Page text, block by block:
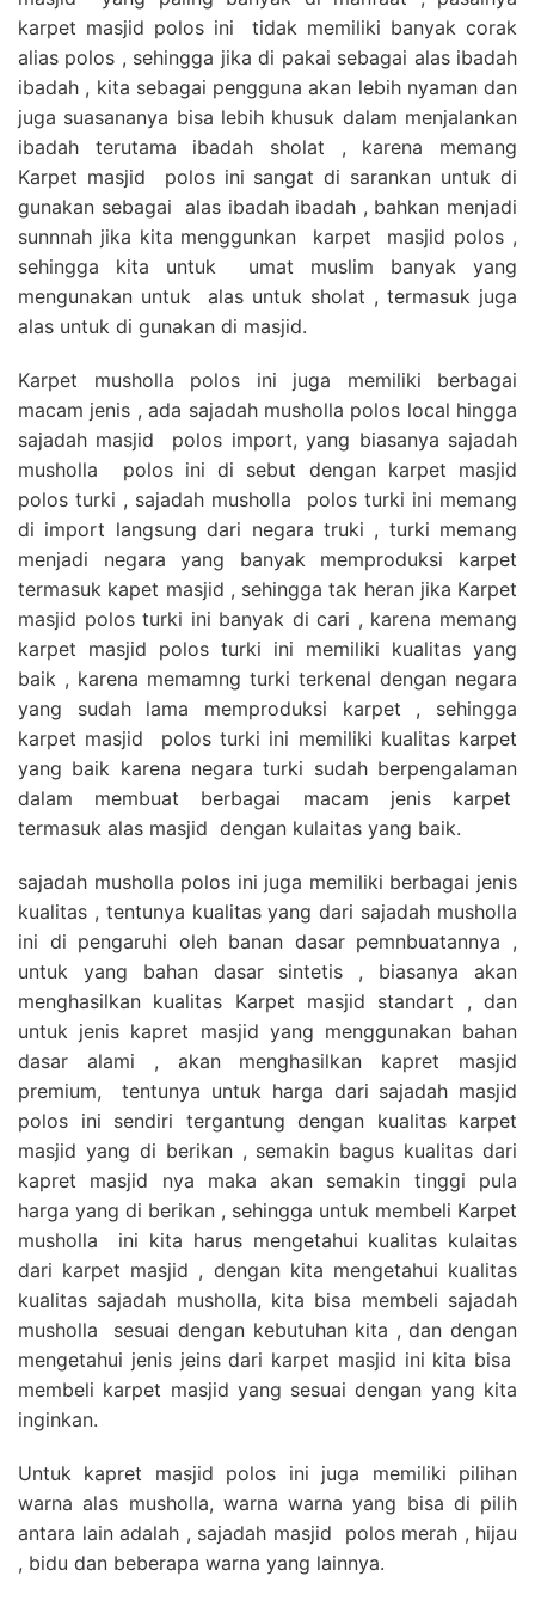
karpet masjid polos ini tidak memiliki banyak corak
alias polos , sehingga jika di pakai sebagai alas ibadah
ibadah , kita sebagai pengguna akan lebih nyaman dan
juga suasananya bisa lebih khusuk dalam menjalankan
ibadah terutama ibadah sholat , karena memang
Karpet masjid polos ini sangat di sarankan untuk di
gunakan sebagai alas ibadah ibadah , bahkan menjadi
sunnnah jika kita menggunkan karpet masjid polos ,
sehingga kita untuk umat muslim banyak yang
mengunakan untuk alas untuk sholat , termasuk juga
alas untuk di gunakan di masjid.
Karpet musholla polos ini juga memiliki berbagai
macam jenis , ada sajadah musholla polos local hingga
sajadah masjid polos import, yang biasanya sajadah
musholla polos ini di sebut dengan karpet masjid
polos turki , sajadah musholla polos turki ini memang
di import langsung dari negara truki , turki memang
menjadi negara yang banyak memproduksi karpet
termasuk kapet masjid , sehingga tak heran jika Karpet
masjid polos turki ini banyak di cari , karena memang
karpet masjid polos turki ini memiliki kualitas yang
baik , karena memamng turki terkenal dengan negara
yang sudah lama memproduksi karpet , sehingga
karpet masjid polos turki ini memiliki kualitas karpet
yang baik karena negara turki sudah berpengalaman
dalam membuat berbagai macam jenis karpet
termasuk alas masjid dengan kulaitas yang baik.
sajadah musholla polos ini juga memiliki berbagai jenis
kualitas , tentunya kualitas yang dari sajadah musholla
ini di pengaruhi oleh banan dasar pemnbuatannya ,
untuk yang bahan dasar sintetis , biasanya akan
menghasilkan kualitas Karpet masjid standart , dan
untuk jenis kapret masjid yang menggunakan bahan
dasar alami , akan menghasilkan kapret masjid
premium, tentunya untuk harga dari sajadah masjid
polos ini sendiri tergantung dengan kualitas karpet
masjid yang di berikan , semakin bagus kualitas dari
kapret masjid nya maka akan semakin tinggi pula
harga yang di berikan , sehingga untuk membeli Karpet
musholla ini kita harus mengetahui kualitas kulaitas
dari karpet masjid , dengan kita mengetahui kualitas
kualitas sajadah musholla, kita bisa membeli sajadah
musholla sesuai dengan kebutuhan kita , dan dengan
mengetahui jenis jeins dari karpet masjid ini kita bisa
membeli karpet masjid yang sesuai dengan yang kita
inginkan.
Untuk kapret masjid polos ini juga memiliki pilihan
warna alas musholla, warna warna yang bisa di pilih
antara lain adalah , sajadah masjid polos merah , hijau
, bidu dan beberapa warna yang lainnya.